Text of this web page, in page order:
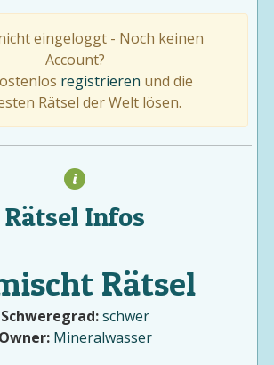
eingeloggt - Noch keinen
Account?
registrieren und die
Rätsel der Welt lösen.
Rätsel Infos
Rätsel
Schweregrad:schwer
Owner: Mineralwasser